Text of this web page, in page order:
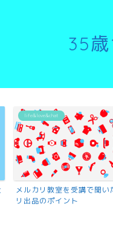
35
life&love&chat
メルカリ教室を受講で聞い
リ出品のポイント